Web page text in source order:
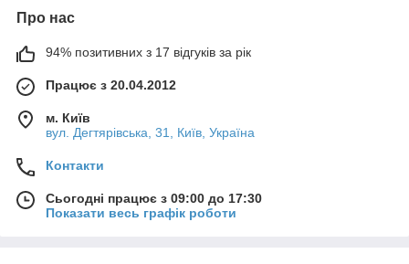
Про нас
94% позитивних з 17 відгуків за рік
Працює з 20.04.2012
м. Київ
вул. Дегтярівська, 31, Київ, Україна
Контакти
Сьогодні працює з 09:00 до 17:30
Показати весь графік роботи